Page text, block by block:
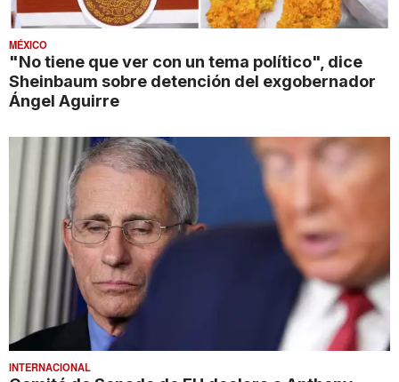
MÉXICO
"No tiene que ver con un tema político", dice
Sheinbaum sobre detención del exgobernador
Ángel Aguirre
INTERNACIONAL